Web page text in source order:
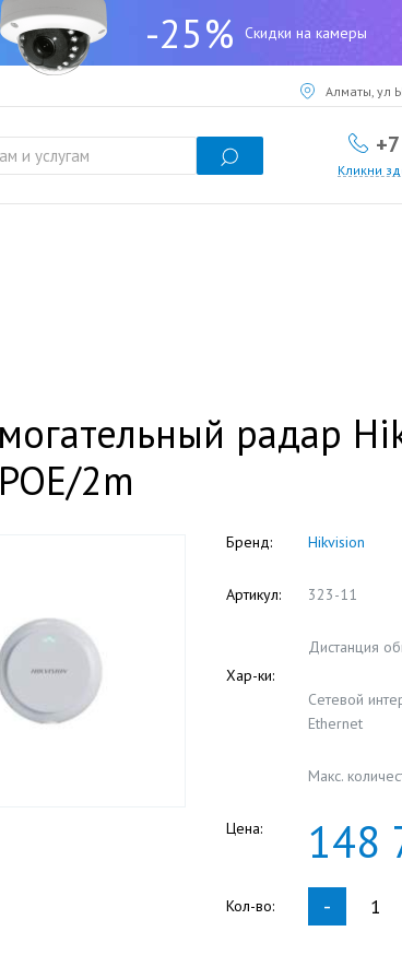
-25% Скидки на камеры
Алматы, ул
Кликни
радар
2m
Бренд: Hikvision
Артикул: 323-11
Хар-ки:
Дистанция
Сетевой
Ethernet
Макс.
Цена: 148
Кол-во: -